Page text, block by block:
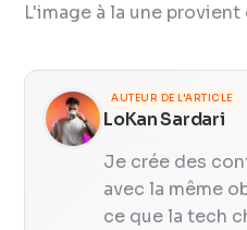
L'image à la une provient
AUTEUR DE L'ARTICLE
LoKan Sardari
Je crée des
avec la même
ce que la tech